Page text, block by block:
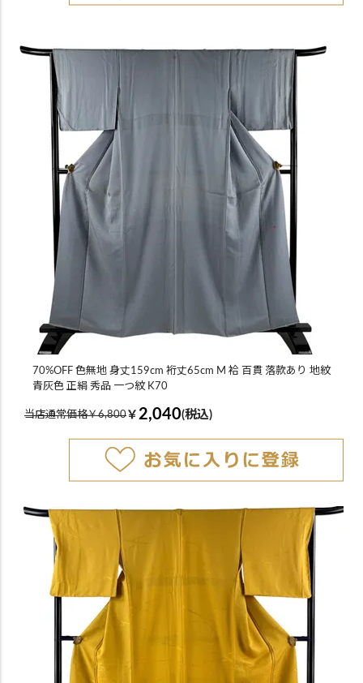
70%OFF 色無地 身丈159cm 裄丈65cm M 袷 百貫 落款あり 地紋
青灰色 正絹 秀品 一つ紋 K70
当店通常価格￥6,800￥ 2,040(税込)